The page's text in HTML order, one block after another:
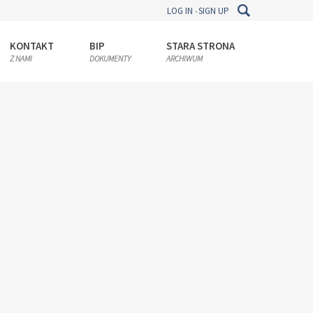
LOG IN SIGN UP
KONTAKT
Z NAMI
BIP
DOKUMENTY
STARA STRONA
ARCHIWUM